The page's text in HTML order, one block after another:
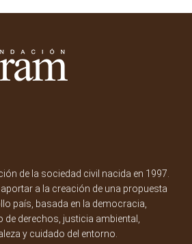
de la sociedad civil nacida en 1997.
a la creación de una propuesta
país, basada en la democracia,
derechos, justicia ambiental,
y cuidado del entorno.